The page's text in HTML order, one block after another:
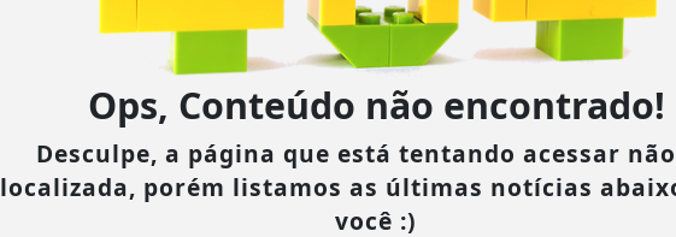
Ops, Conteúdo não encontrado!
Desculpe, a página que está tentando acessar
localizada, porém listamos as últimas notícias
você :)